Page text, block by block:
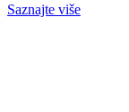
Saznajte više